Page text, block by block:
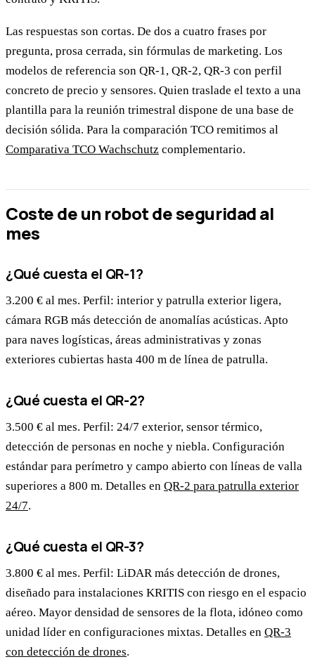
Las respuestas son cortas. De dos a cuatro frases por
pregunta, prosa cerrada, sin fórmulas de marketing. Los
modelos de referencia son QR-1, QR-2, QR-3 con perfil
concreto de precio y sensores. Quien traslade el texto a una
plantilla para la reunión trimestral dispone de una base de
decisión sólida. Para la comparación TCO remitimos al
Comparativa TCO Wachschutz complementario.
Coste de un robot de seguridad al
mes
¿Qué cuesta el QR-1?
3.200 € al mes. Perfil: interior y patrulla exterior ligera,
cámara RGB más detección de anomalías acústicas. Apto
para naves logísticas, áreas administrativas y zonas
exteriores cubiertas hasta 400 m de línea de patrulla.
¿Qué cuesta el QR-2?
3.500 € al mes. Perfil: 24/7 exterior, sensor térmico,
detección de personas en noche y niebla. Configuración
estándar para perímetro y campo abierto con líneas de valla
superiores a 800 m. Detalles en QR-2 para patrulla exterior
24/7.
¿Qué cuesta el QR-3?
3.800 € al mes. Perfil: LiDAR más detección de drones,
diseñado para instalaciones KRITIS con riesgo en el espacio
aéreo. Mayor densidad de sensores de la flota, idóneo como
unidad líder en configuraciones mixtas. Detalles en QR-3
con detección de drones.